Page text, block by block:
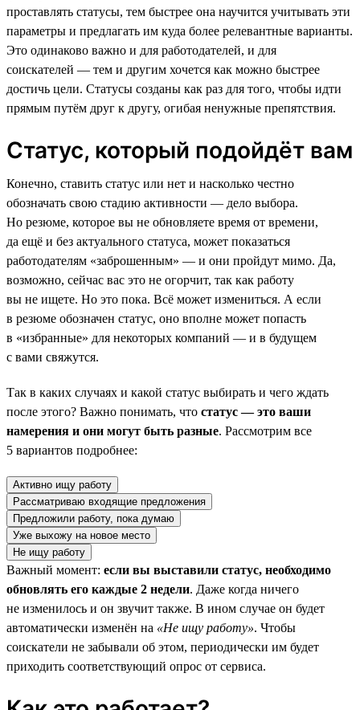
проставлять статусы, тем быстрее она научится учитывать эти
параметры и предлагать им куда более релевантные варианты.
Это одинаково важно и для работодателей, и для
соискателей — тем и другим хочется как можно быстрее
достичь цели. Статусы созданы как раз для того, чтобы идти
прямым путём друг к другу, огибая ненужные препятствия.
Статус, который подойдёт вам
Конечно, ставить статус или нет и насколько честно
обозначать свою стадию активности — дело выбора.
Но резюме, которое вы не обновляете время от времени,
да ещё и без актуального статуса, может показаться
работодателям «заброшенным» — и они пройдут мимо. Да,
возможно, сейчас вас это не огорчит, так как работу
вы не ищете. Но это пока. Всё может измениться. А если
в резюме обозначен статус, оно вполне может попасть
в «избранные» для некоторых компаний — и в будущем
с вами свяжутся.
Так в каких случаях и какой статус выбирать и чего ждать
после этого? Важно понимать, что статус — это ваши
намерения и они могут быть разные. Рассмотрим все
5 вариантов подробнее:
Активно ищу работу
Рассматриваю входящие предложения
Предложили работу, пока думаю
Уже выхожу на новое место
Не ищу работу
Важный момент: если вы выставили статус, необходимо
обновлять его каждые 2 недели. Даже когда ничего
не изменилось и он звучит также. В ином случае он будет
автоматически изменён на «Не ищу работу». Чтобы
соискатели не забывали об этом, периодически им будет
приходить соответствующий опрос от сервиса.